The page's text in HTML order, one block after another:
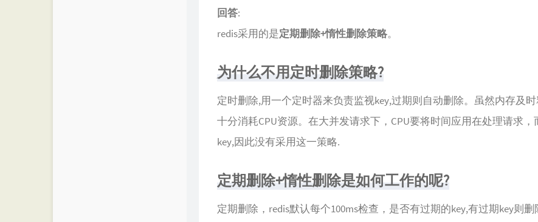
回答:
redis采用的是定期删除+惰性删除策略。
为什么不用定时删除策略?
定时删除,用一个定时器来负责监视key,过期则自动删除。虽然内存及
十分消耗CPU资源。在大并发请求下，CPU要将时间应用在处理请求，
key,因此没有采用这一策略.
定期删除+惰性删除是如何工作的呢?
定期删除，redis默认每个100ms检查，是否有过期的key,有过期key则